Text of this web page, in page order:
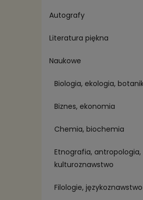
Autografy
Literatura piękna
Naukowe
Biologia, ekologia,
Biznes, ekonomia
Chemia, biochemia
Etnografia, antropologia,
kulturoznawstwo
Filologie, językoznawstwo